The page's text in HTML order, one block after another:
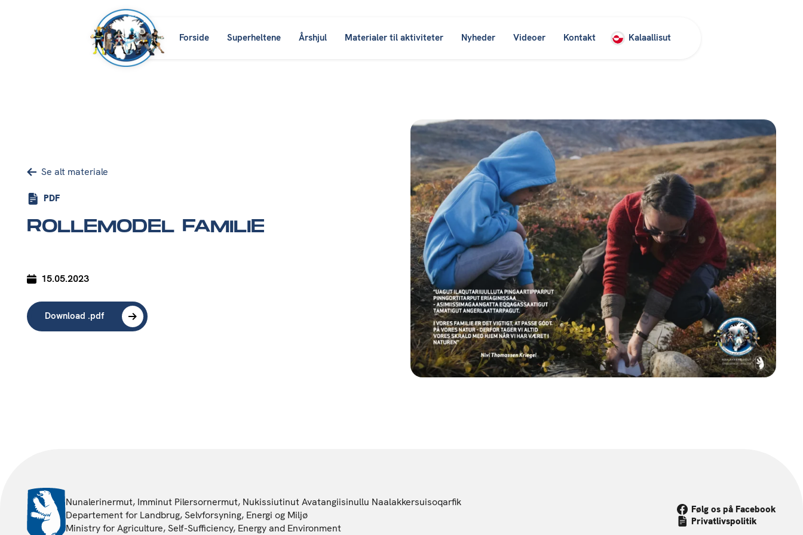
Forside Superheltene Årshjul Materialer til aktiviteter Nyheder Videoer Kontakt Kalaallisut
Se alt materiale
PDF
ROLLEMODEL FAMILIE
15.05.2023
Download .pdf
Nunalerinermut, Imminut Pilersornermut, Nukissiutinut Avatangiisinullu Naalakkersuisoqarfik
Departement for Landbrug, Selvforsyning, Energi og Miljø
Ministry for Agriculture, Self-Sufficiency, Energy and Environment
Følg os på Facebook
Privatlivspolitik